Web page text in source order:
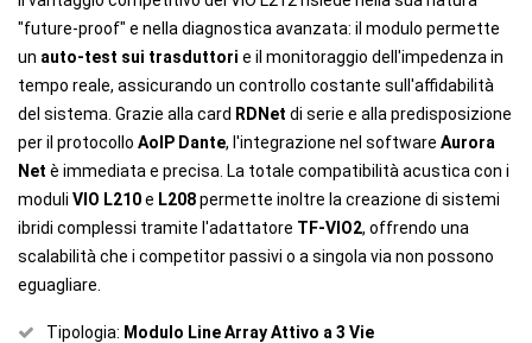
"future-proof" e nella diagnostica avanzata: il modulo permette
un auto-test sui trasduttori e il monitoraggio dell'impedenza in
tempo reale, assicurando un controllo costante sull'affidabilità
del sistema. Grazie alla card RDNet di serie e alla predisposizione
per il protocollo AoIP Dante, l'integrazione nel software Aurora
Net è immediata e precisa. La totale compatibilità acustica con i
moduli VIO L210e L208permette inoltre la creazione di sistemi
ibridi complessi tramite l'adattatore TF-VIO2, offrendo una
scalabilità che i competitor passivi o a singola via non possono
eguagliare.
Tipologia: Modulo Line Array Attivo a 3 Vie